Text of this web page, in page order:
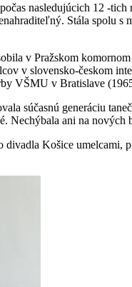
nasledujúcich 12 -
Stála spolu s
v Pražskom
v slovensko-českom
VŠMU v Bratislave
súčasnú generáciu
Nechýbala ani na nových
Košice umelcami,